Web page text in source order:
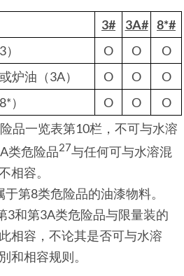
3# 3A# 8*#
O O
O
炉油（3A）
O O
O
）
O O
O
品一览表第10栏，不可与水溶
类危险品27与任何可与水溶混
相容。
于第8类危险品的油漆物料。
3和第3A类危险品与限量装的
相容，不论其是否可与水溶
和相容规则。